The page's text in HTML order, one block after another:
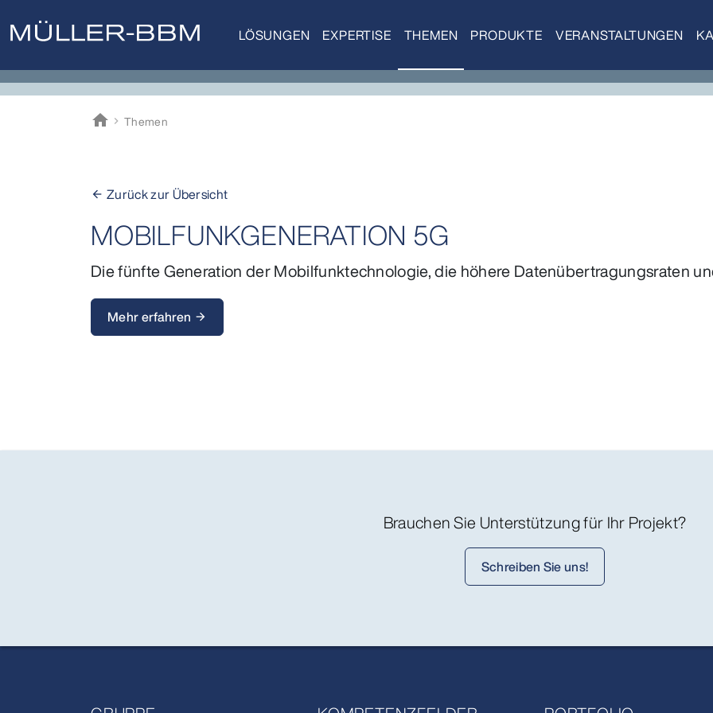
LÖSUNGEN EXPERTISE THEMEN PRODUKTE VERANSTALTUNGEN
home
Müller-BBM
Themen
arrow_back Zurück zur Übersicht
MOBILFUNKGENERATION 5G
Die fünfte Generation der Mobilfunktechnologie, die höhere Datenübertragungsraten
Mehr erfahren arrow_forward
Brauchen Sie Unterstützung für Ihr Projekt?
Schreiben Sie uns!